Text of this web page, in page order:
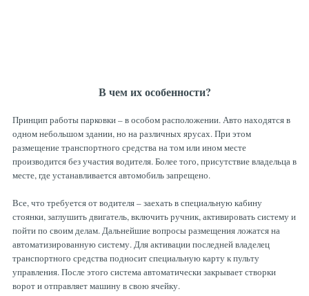
В чем их особенности?
Принцип работы парковки – в особом расположении. Авто находятся в
одном небольшом здании, но на различных ярусах. При этом
размещение транспортного средства на том или ином месте
производится без участия водителя. Более того, присутствие владельца в
месте, где устанавливается автомобиль запрещено.
Все, что требуется от водителя – заехать в специальную кабину
стоянки, заглушить двигатель, включить ручник, активировать систему и
пойти по своим делам. Дальнейшие вопросы размещения ложатся на
автоматизированную систему. Для активации последней владелец
транспортного средства подносит специальную карту к пульту
управления. После этого система автоматически закрывает створки
ворот и отправляет машину в свою ячейку.